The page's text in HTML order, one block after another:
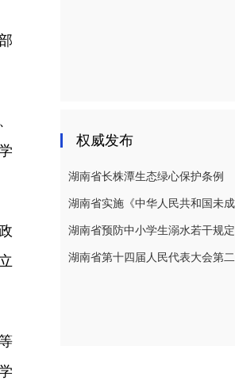
权威发布
湖南省长株潭生态绿心保护条例
湖南省预防中小学生溺水若干规定